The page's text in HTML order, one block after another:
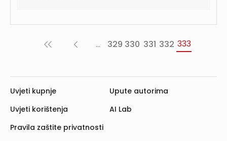
«
... 329 330 331 332 333
Uvjeti kupnje
Uvjeti korištenja
Pravila zaštite privatnosti
Upute autorima
AI Lab